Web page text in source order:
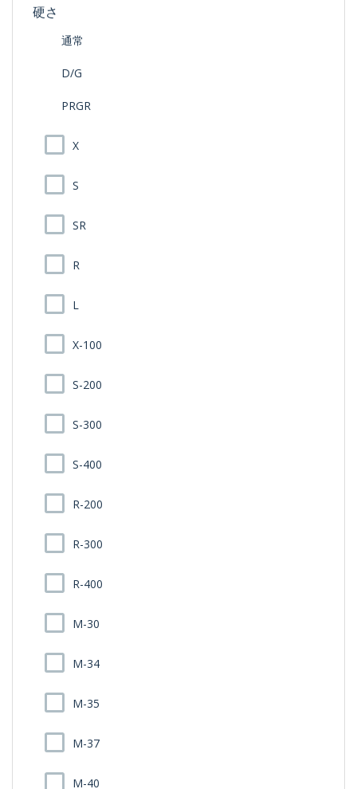
硬さ
通常
D/G
PRGR
X
S
SR
R
L
X-100
S-200
S-300
S-400
R-200
R-300
R-400
M-30
M-34
M-35
M-37
M-40